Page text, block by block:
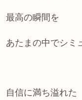
最高の瞬間を
あたまの中でシミ
自信に満ち溢れた